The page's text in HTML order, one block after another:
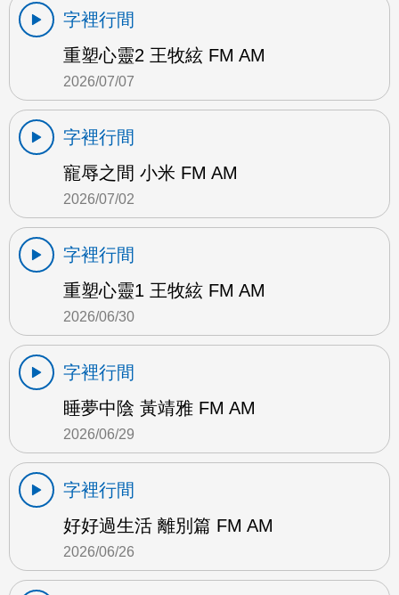
字裡行間
重塑心靈2 王牧絃 FM AM
2026/07/07
字裡行間
寵辱之間 小米 FM AM
2026/07/02
字裡行間
重塑心靈1 王牧絃 FM AM
2026/06/30
字裡行間
睡夢中陰 黃靖雅 FM AM
2026/06/29
字裡行間
好好過生活 離別篇 FM AM
2026/06/26